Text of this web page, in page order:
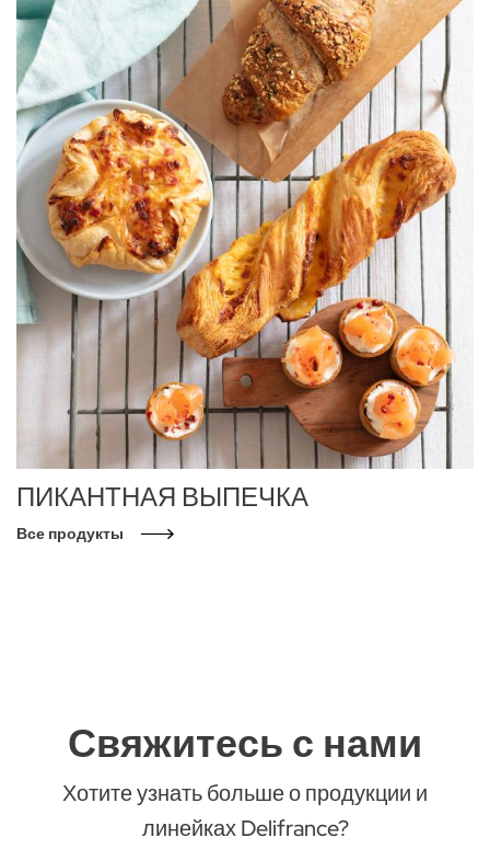
ПИКАНТНАЯ ВЫПЕЧКА
Все продукты
Свяжитесь с нами
Хотите узнать больше о продукции и
линейках Delifrance?